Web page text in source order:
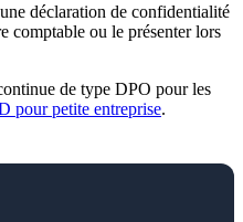
déclaration de confidentialité
comptable ou le présenter lors
de type DPO pour les
pour petite entreprise.